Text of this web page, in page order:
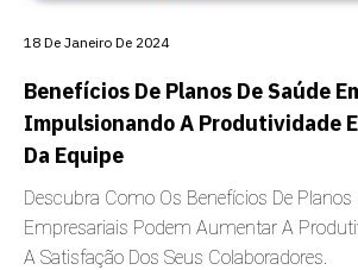
Benefícios De Planos De Saúde
Impulsionando A Produtividade
Da Equipe
Descubra Como Os Benefícios De Planos
Empresariais Podem Aumentar A
A Satisfação Dos Seus Colaboradores.
18 De Janeiro De 2024